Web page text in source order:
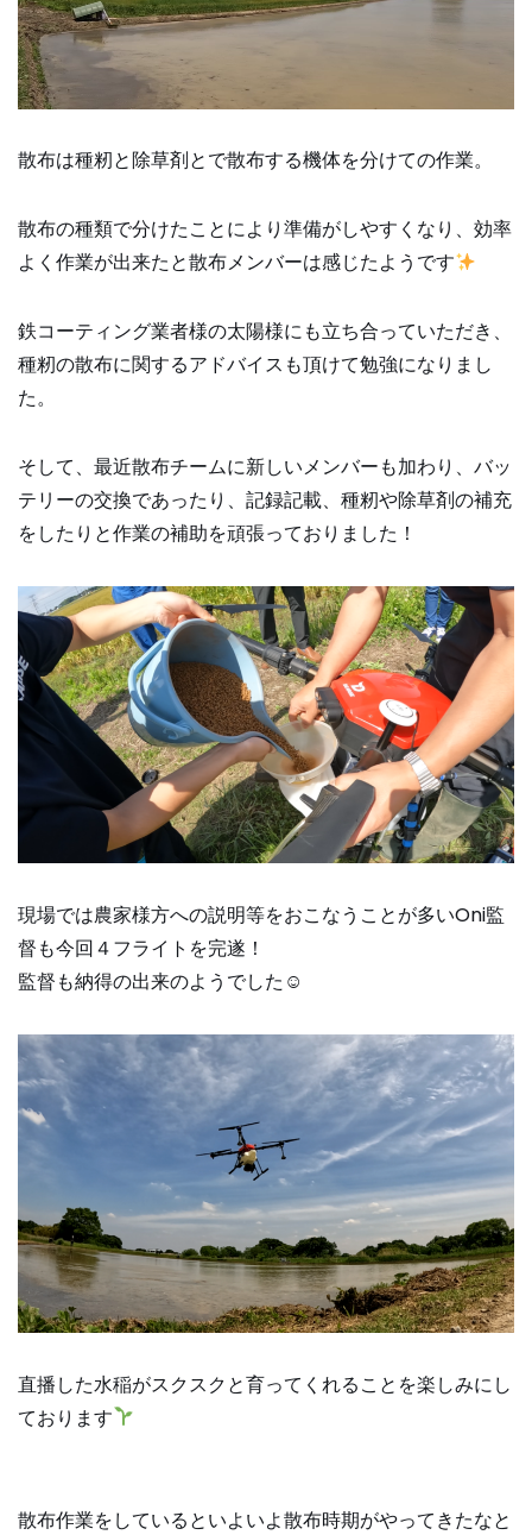
散布は種籾と除草剤とで散布する機体を分けての作業。
散布の種類で分けたことにより準備がしやすくなり、効率
よく作業が出来たと散布メンバーは感じたようです
鉄コーティング業者様の太陽様にも立ち合っていただき、
種籾の散布に関するアドバイスも頂けて勉強になりまし
た。
そして、最近散布チームに新しいメンバーも加わり、バッ
テリーの交換であったり、記録記載、種籾や除草剤の補充
をしたりと作業の補助を頑張っておりました！
現場では農家様方への説明等をおこなうことが多いOni監
督も今回４フライトを完遂！
監督も納得の出来のようでした☺
直播した水稲がスクスクと育ってくれることを楽しみにし
ております
散布作業をしているといよいよ散布時期がやってきたなと